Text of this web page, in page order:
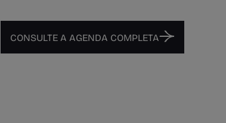
CONSULTE A AGENDA COMPLETA